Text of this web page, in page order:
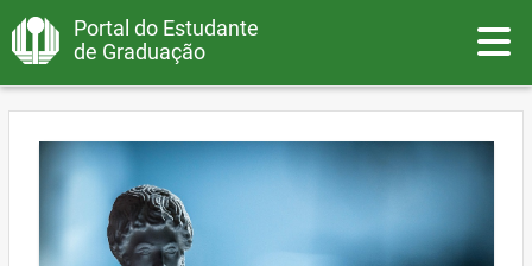
Portal do Estudante
de Graduação